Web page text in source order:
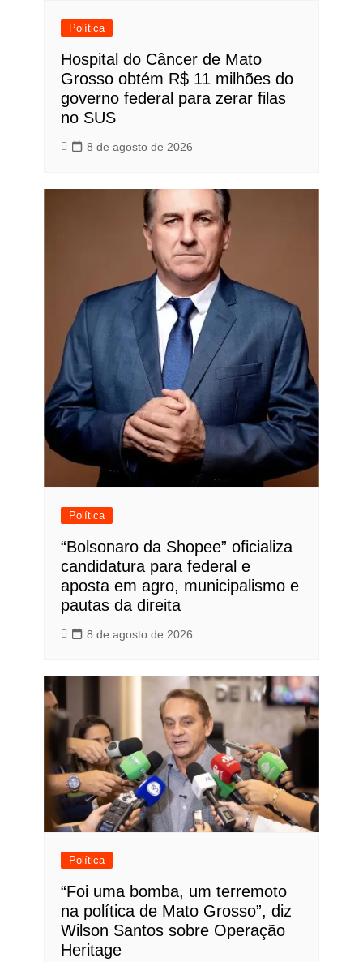
Política
Hospital do Câncer de Mato
Grosso obtém R$ 11 milhões do
governo federal para zerar filas
no SUS
8 de agosto de 2026
Política
“Bolsonaro da Shopee” oficializa
candidatura para federal e
aposta em agro, municipalismo e
pautas da direita
8 de agosto de 2026
Política
“Foi uma bomba, um terremoto
na política de Mato Grosso”, diz
Wilson Santos sobre Operação
Heritage